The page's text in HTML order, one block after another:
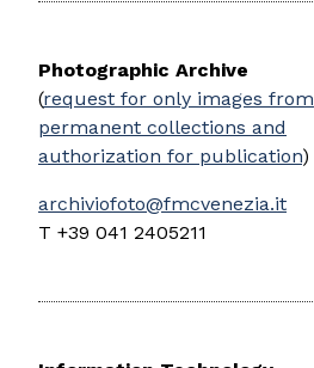
Photographic Archive
(request for only images from
permanent collections and
authorization for publication)
archiviofoto@fmcvenezia.it
T +39 041 2405211